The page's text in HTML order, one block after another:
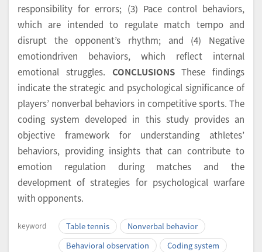
responsibility for errors; (3) Pace control behaviors,
which are intended to regulate match tempo and
disrupt the opponent’s rhythm; and (4) Negative
emotiondriven behaviors, which reflect internal
emotional struggles. CONCLUSIONSThese findings
indicate the strategic and psychological significance of
players’ nonverbal behaviors in competitive sports. The
coding system developed in this study provides an
objective framework for understanding athletes’
behaviors, providing insights that can contribute to
emotion regulation during matches and the
development of strategies for psychological warfare
with opponents.
keyword Table tennis
Nonverbal behavior
Behavioral observation
Coding system